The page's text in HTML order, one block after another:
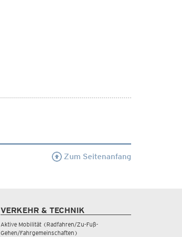
Zum Seitenanfang
VERKEHR & TECHNIK
Aktive Mobilität (Radfahren/Zu-Fuß-
Gehen/Fahrgemeinschaften)